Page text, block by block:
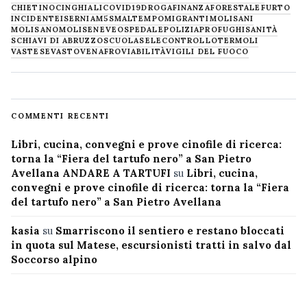
CHIETINOCINGHIALICOVID19DROGAFINANZAFORESTALE FURTO
INCIDENTEISERNIAM5SMALTEMPOMIGRANTIMOLISANI
MOLISANOMOLISENEVE OSPEDALEPOLIZIAPROFUGHISANITÀ
SCHIAVI DI ABRUZZOSCUOLASELECONTROLLOTERMOLI
VASTESEVASTOVENAFROVIABILITÀVIGILI DEL FUOCO
COMMENTI RECENTI
Libri, cucina, convegni e prove cinofile di ricerca:
torna la “Fiera del tartufo nero” a San Pietro
Avellana ANDARE A TARTUFI su Libri, cucina,
convegni e prove cinofile di ricerca: torna la “Fiera
del tartufo nero” a San Pietro Avellana
kasia su Smarriscono il sentiero e restano bloccati
in quota sul Matese, escursionisti tratti in salvo dal
Soccorso alpino